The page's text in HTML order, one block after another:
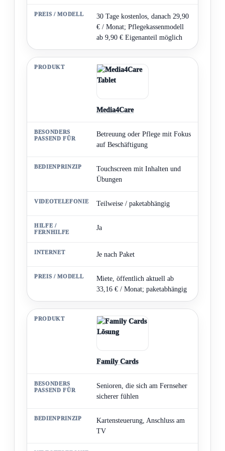
30 Tage kostenlos, danach 29,90
€ / Monat; Pflegekassenmodell
ab 9,90 € Eigenanteil möglich
Media4Care
Betreuung oder Pflege mit Fokus
auf Beschäftigung
Touchscreen mit Inhalten und
Übungen
Teilweise / paketabhängig
Ja
Je nach Paket
Miete, öffentlich aktuell ab
33,16 € / Monat; paketabhängig
Family Cards
Senioren, die sich am Fernseher
sicherer fühlen
Kartensteuerung, Anschluss am
TV